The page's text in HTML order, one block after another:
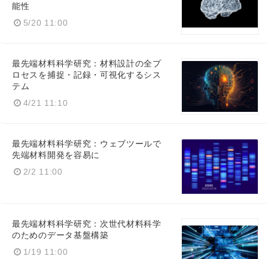
能性
5/20 11:00
最先端材料科学研究：材料設計の全プ
ロセスを捕捉・記録・可視化するシス
テム
4/21 11:10
最先端材料科学研究：ウェブツールで
先端材料開発を容易に
2/2 11:00
最先端材料科学研究：次世代材料科学
のためのデータ基盤構築
1/19 11:00